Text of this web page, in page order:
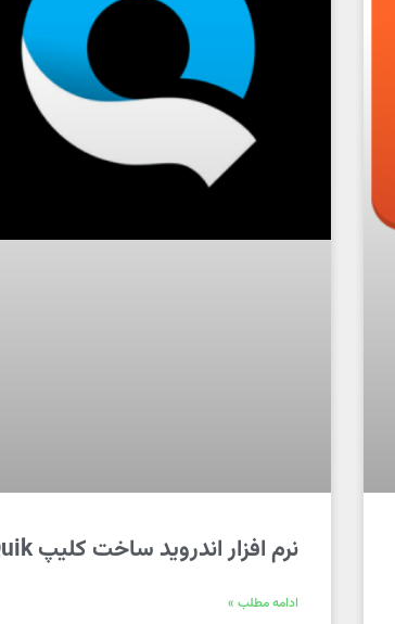
نرم افزار اندروید ساخت کلیپ Quik
ادامه مطلب »